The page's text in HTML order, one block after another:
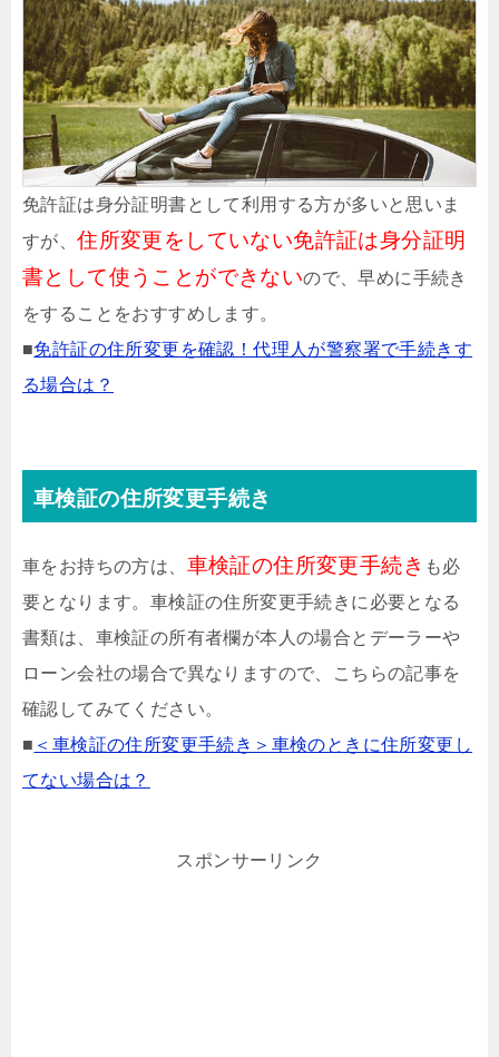
免許証は身分証明書として利用する方が多いと思いま
すが、住所変更をしていない免許証は身分証明
書として使うことができないので、早めに手続き
をすることをおすすめします。
■免許証の住所変更を確認！代理人が警察署で手続きす
る場合は？
車検証の住所変更手続き
車をお持ちの方は、 車検証の住所変更手続き も必
要となります。車検証の住所変更手続きに必要となる
書類は、車検証の所有者欄が本人の場合とデーラーや
ローン会社の場合で異なりますので、こちらの記事を
確認してみてください。
■ ＜車検証の住所変更手続き＞車検のときに住所変更し
てない場合は？
スポンサーリンク